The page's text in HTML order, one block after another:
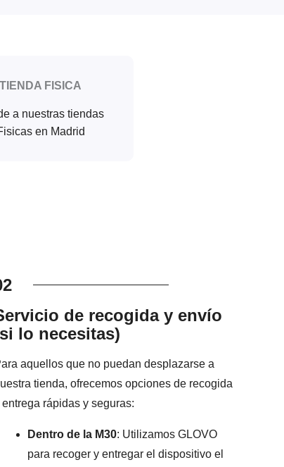
TIENDA FISICA
a nuestras tiendas
en Madrid
de recogida y envío
lo necesitas)
aquellos que no puedan desplazarse a
tienda, ofrecemos opciones de recogida
entrega rápidas y seguras:
Dentro de la M30: Utilizamos GLOVO
para recoger y entregar el dispositivo el